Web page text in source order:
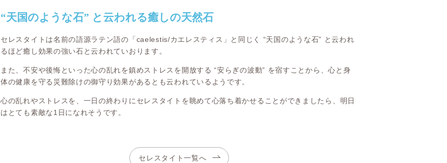
“天国のような石” と云われる癒しの天然石
セレスタイトは名前の語源ラテン語の「caelestis/カエレスティス」と同じく “天国のような石” と云われ
るほど癒し効果の強い石と云われていおります。
また、不安や後悔といった心の乱れを鎮めストレスを開放する “安らぎの波動” を宿すことから、心と身
体の健康を守る災難除けの御守り効果があるとも云われているようです。
心の乱れやストレスを、一日の終わりにセレスタイトを眺めて心落ち着かせることができましたら、明日
はとても素敵な1日になれそうです。
セレスタイト一覧へ